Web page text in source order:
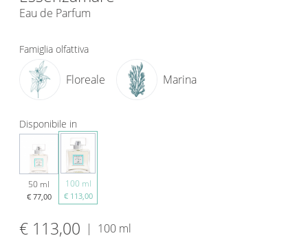
Eau de Parfum
Disponibile in
50 ml
€ 77,00
100 ml
€ 113,00
Famiglia olfattiva
Floreale Marina
€ 113,00 | 100 ml